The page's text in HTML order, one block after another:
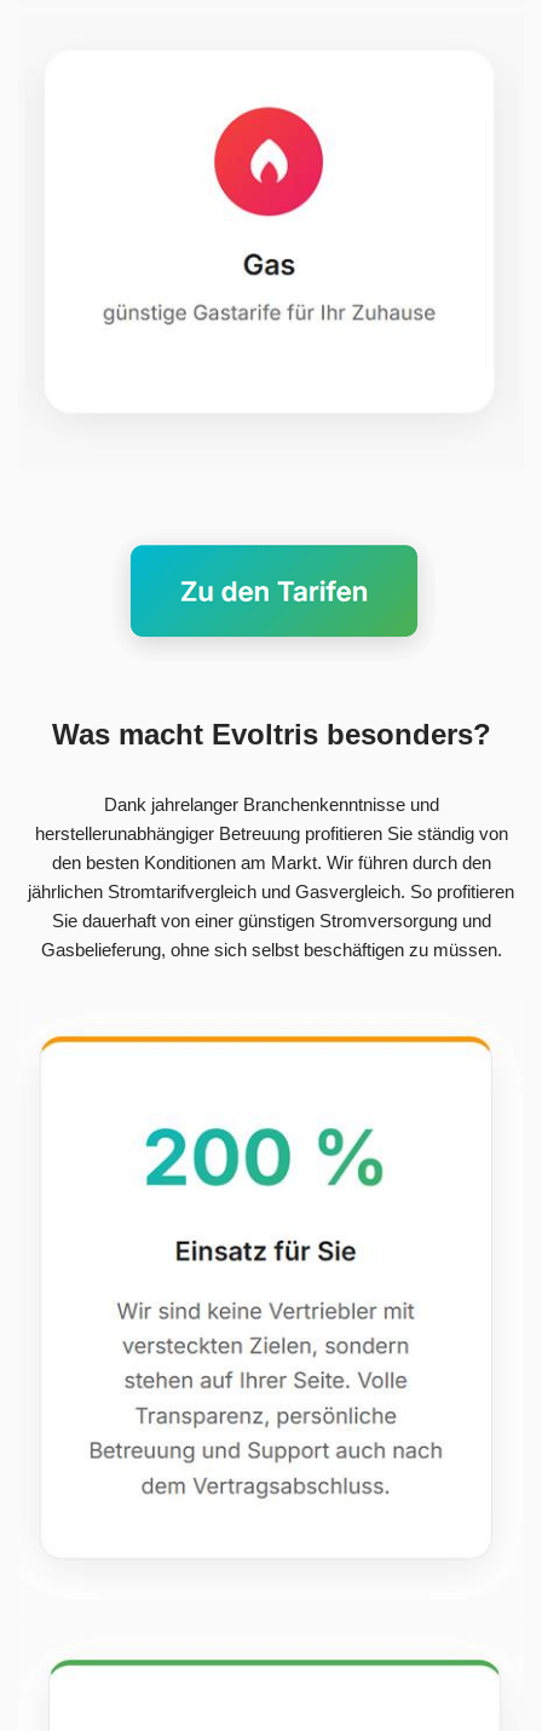
Was macht Evoltris besonders?
Dank jahrelanger Branchenkenntnisse und
herstellerunabhängiger Betreuung profitieren Sie ständig von
den besten Konditionen am Markt. Wir führen durch den
jährlichen Stromtarifvergleich und Gasvergleich. So profitieren
Sie dauerhaft von einer günstigen Stromversorgung und
Gasbelieferung, ohne sich selbst beschäftigen zu müssen.